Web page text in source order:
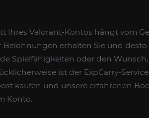
Ihres Valorant-Kontos hängt vom
erhalten Sie und
Spielfähigkeiten oder den
ist der ExpCarry-
kaufen und unsere erfahrenen
Konto.